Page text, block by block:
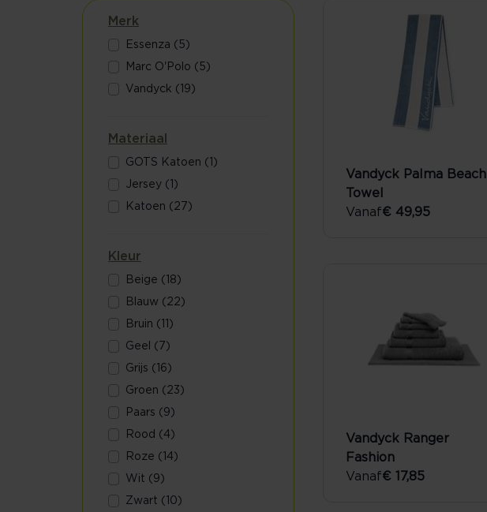
Merk
Essenza (5)
Marc O'Polo (5)
Vandyck (19)
Materiaal
GOTS Katoen (1)
Jersey (1)
Katoen (27)
Kleur
Beige (18)
Blauw (22)
Bruin (11)
Geel (7)
Grijs (16)
Groen (23)
Paars (9)
Rood (4)
Roze (14)
Wit (9)
Zwart (10)
Vandyck Palma Beach
Towel
Vanaf€ 49,95
Vandyck Ranger
Fashion
Vanaf€ 17,85